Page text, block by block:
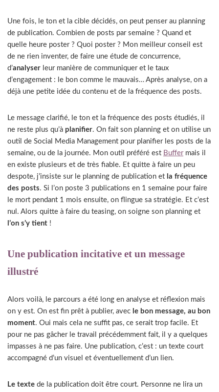
Une fois, le ton et la cible décidés, on peut penser au planning
de publication. Combien de posts par semaine ? Quand et
quelle heure poster ? Quoi poster ? Mon meilleur conseil est
de ne rien inventer, de faire une étude de concurrence,
d’analyser leur manière de communiquer et le taux
d’engagement : le bon comme le mauvais… Après analyse, on a
déjà une petite idée du contenu et de la fréquence des posts.
Le message clarifié, le ton et la fréquence des posts étudiés, il
ne reste plus qu’à planifier. On fait son planning et on utilise un
outil de Social Media Management pour planifier les posts de la
semaine, ou de la journée. Mon outil préféré est Buffermais il
en existe plusieurs et de très fiable. Et quitte à faire un peu
despote, j’insiste sur le planning de publication et la fréquence
des posts. Si l’on poste 3 publications en 1 semaine pour faire
le mort pendant 1 mois ensuite, on flingue sa stratégie. Et c’est
nul. Alors quitte à faire du teasing, on soigne son planning et
l’on s’y tient !
Une publication incitative et un message
illustré
Alors voilà, le parcours a été long en analyse et réflexion mais
on y est. On est fin prêt à publier, avec le bon message, au bon
moment. Oui mais cela ne suffit pas, ce serait trop facile. Et
pour ne pas gâcher le travail précédemment fait, il y a quelques
impasses à ne pas faire. Une publication, c’est : un texte court
accompagné d’un visuel et éventuellement d’un lien.
Le texte de la publication doit être court. Personne ne lira un